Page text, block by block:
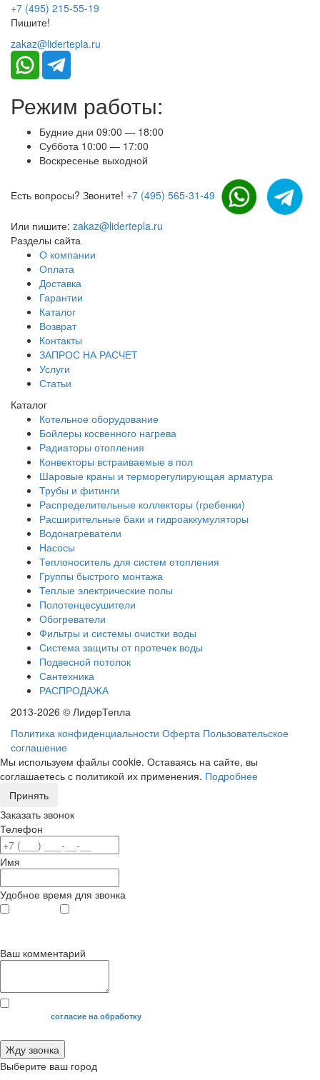
+7 (495) 215-55-19
Пишите!
zakaz@lidertepla.ru
Режим работы:
Будние дни 09:00 — 18:00
Суббота 10:00 — 17:00
Воскресенье выходной
Есть вопросы? Звоните! +7 (495) 565-31-49
Или пишите: zakaz@lidertepla.ru
Разделы сайта
О компании
Оплата
Доставка
Гарантии
Каталог
Возврат
Контакты
ЗАПРОС НА РАСЧЕТ
Услуги
Статьи
Каталог
Котельное оборудование
Бойлеры косвенного нагрева
Радиаторы отопления
Конвекторы встраиваемые в пол
Шаровые краны и терморегулирующая арматура
Трубы и фитинги
Распределительные коллекторы (гребенки)
Расширительные баки и гидроаккумуляторы
Водонагреватели
Насосы
Теплоноситель для систем отопления
Группы быстрого монтажа
Теплые электрические полы
Полотенцесушители
Обогреватели
Фильтры и системы очистки воды
Система защиты от протечек воды
Подвесной потолок
Сантехника
РАСПРОДАЖА
2013-2026 © ЛидерТепла
Политика конфиденциальности Оферта Пользовательское
соглашение
Мы используем файлы cookie. Оставаясь на сайте, вы
соглашаетесь с политикой их применения. Подробнее
Принять
Заказать звонок
Телефон
Имя
Удобное время для звонка
Ваш комментарий
Я даю своесогласие на обработку
Жду звонка
Выберите ваш город